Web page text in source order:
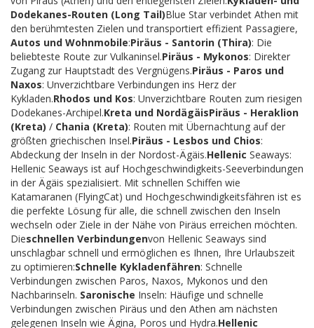
Dodekanes-Routen (Long Tail)Blue Star verbindet Athen mit
den berühmtesten Zielen und transportiert effizient Passagiere,
Autos und Wohnmobile:Piräus - Santorin (Thira): Die
beliebteste Route zur Vulkaninsel.Piräus - Mykonos: Direkter
Zugang zur Hauptstadt des Vergnügens.Piräus - Paros und
Naxos: Unverzichtbare Verbindungen ins Herz der
Kykladen.Rhodos und Kos: Unverzichtbare Routen zum riesigen
Dodekanes-Archipel.Kreta und NordägäisPiräus - Heraklion
(Kreta) / Chania (Kreta): Routen mit Übernachtung auf der
größten griechischen Insel.Piräus - Lesbos und Chios:
Abdeckung der Inseln in der Nordost-Ägäis.Hellenic Seaways:
Hellenic Seaways ist auf Hochgeschwindigkeits-Seeverbindungen
in der Ägäis spezialisiert. Mit schnellen Schiffen wie
Katamaranen (FlyingCat) und Hochgeschwindigkeitsfähren ist es
die perfekte Lösung für alle, die schnell zwischen den Inseln
wechseln oder Ziele in der Nähe von Piräus erreichen möchten.
Dieschnellen Verbindungenvon Hellenic Seaways sind
unschlagbar schnell und ermöglichen es Ihnen, Ihre Urlaubszeit
zu optimieren:Schnelle Kykladenfähren: Schnelle
Verbindungen zwischen Paros, Naxos, Mykonos und den
Nachbarinseln. Saronische Inseln: Häufige und schnelle
Verbindungen zwischen Piräus und den Athen am nächsten
gelegenen Inseln wie Ägina, Poros und Hydra.Hellenic